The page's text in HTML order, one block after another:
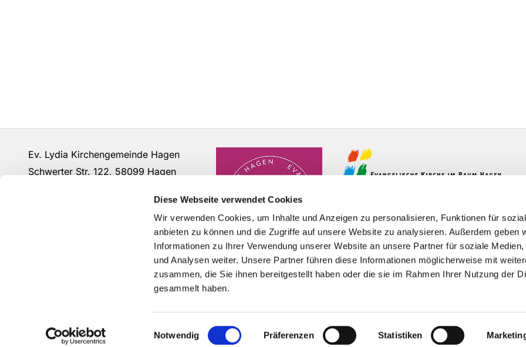
Diese Webseite verwendet Cookies
Wir verwenden Cookies, um Inhalte und Anzeigen zu personalisieren, Funktionen für
anbieten zu können und die Zugriffe auf unsere Website zu analysieren. Außerdem geben
Informationen zu Ihrer Verwendung unserer Website an unsere Partner für soziale Medien,
und Analysen weiter. Unsere Partner führen diese Informationen möglicherweise mit
zusammen, die Sie ihnen bereitgestellt haben oder die sie im Rahmen Ihrer Nutzung der
gesammelt haben.
Einwilligungsauswahl
Notwendig Präferenzen Statistiken
Ev. Lydia Kirchengemeinde Hagen
Schwerter Str. 122, 58099 Hagen